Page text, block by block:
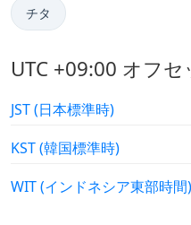
チタ
UTC +09:00 オフ
JST (日本標準時)
KST (韓国標準時)
WIT (インドネシア東部時間)